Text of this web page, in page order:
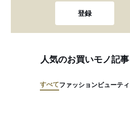
登録
人気のお買いモノ記事
すべてファッションビューティ